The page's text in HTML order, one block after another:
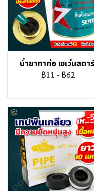
น้ำยาทาท่อ เซเว่นสตาร์
฿11 - ฿62
-